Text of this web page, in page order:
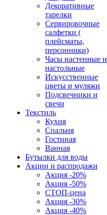
Декоративные
тарелки
Сервировочные
салфетки (
плейсматы,
персонники)
Часы настенные и
настольные
Искусственные
цветы и муляжи
Подсвечники и
свечи
Текстиль
Кухня
Спальня
Гостиная
Ванная
Бутылки для воды
Акции и распродажи
Акция -20%
Акция -50%
СТОП-цена
Акция -30%
Акция -40%